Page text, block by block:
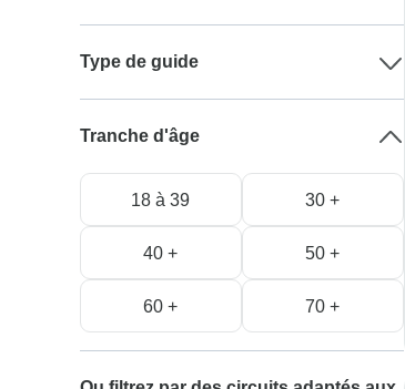
Type de guide
Tranche d'âge
18 à 39 30 +
40 + 50 +
60 + 70 +